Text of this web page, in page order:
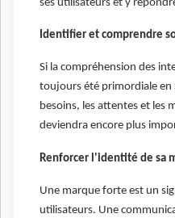
ses utilisateurs et y
Identifier et comprendre
Si la compréhension des
toujours été primordiale en
besoins, les attentes et les
deviendra encore plus
Renforcer l'identité de sa
Une marque forte est un
utilisateurs. Une